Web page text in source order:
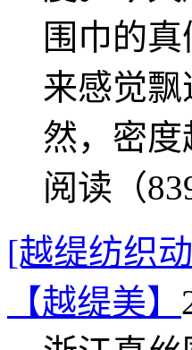
围巾的
来感觉
然，密
阅读（
[越缇纺织
【越缇美】